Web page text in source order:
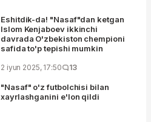
Eshitdik-da! "Nasaf"dan ketgan
Islom Kenjaboev ikkinchi
davrada O'zbekiston chempioni
safida to'p tepishi mumkin
2 iyun 2025, 17:50 13
"Nasaf" o'z futbolchisi bilan
xayrlashganini e'lon qildi